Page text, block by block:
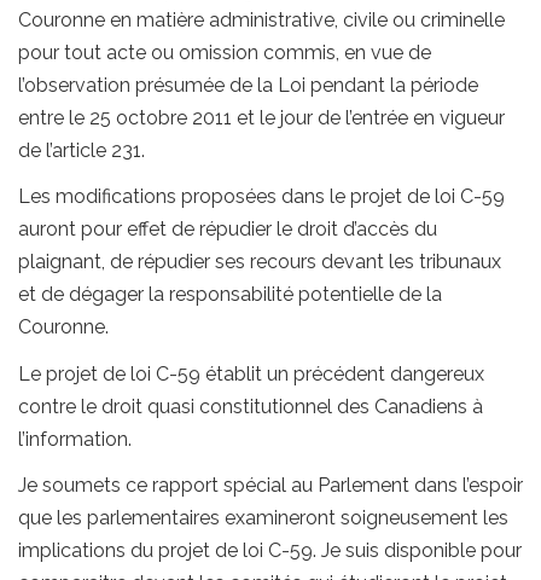
Couronne en matière administrative, civile ou criminelle
pour tout acte ou omission commis, en vue de
l’observation présumée de la Loi pendant la période
entre le 25 octobre 2011 et le jour de l’entrée en vigueur
de l’article 231.
Les modifications proposées dans le projet de loi C-59
auront pour effet de répudier le droit d’accès du
plaignant, de répudier ses recours devant les tribunaux
et de dégager la responsabilité potentielle de la
Couronne.
Le projet de loi C-59 établit un précédent dangereux
contre le droit quasi constitutionnel des Canadiens à
l’information.
Je soumets ce rapport spécial au Parlement dans l’espoir
que les parlementaires examineront soigneusement les
implications du projet de loi C-59. Je suis disponible pour